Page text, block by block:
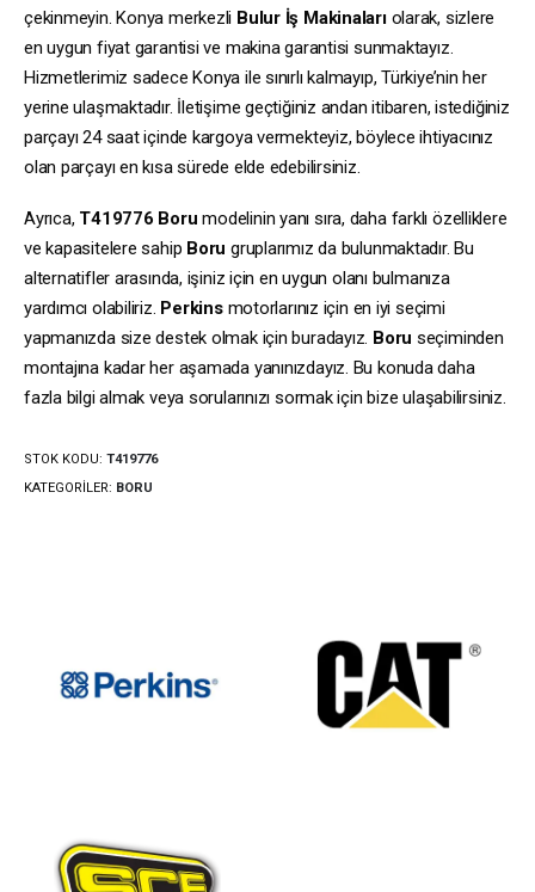
çekinmeyin. Konya merkezli Bulur İş Makinalarıolarak, sizlere
en uygun fiyat garantisi ve makina garantisi sunmaktayız.
Hizmetlerimiz sadece Konya ile sınırlı kalmayıp, Türkiye’nin her
yerine ulaşmaktadır. İletişime geçtiğiniz andan itibaren, istediğiniz
parçayı 24 saat içinde kargoya vermekteyiz, böylece ihtiyacınız
olan parçayı en kısa sürede elde edebilirsiniz.
Ayrıca, T419776 Boru modelinin yanı sıra, daha farklı özelliklere
ve kapasitelere sahip Boru gruplarımız da bulunmaktadır. Bu
alternatifler arasında, işiniz için en uygun olanı bulmanıza
yardımcı olabiliriz. Perkinsmotorlarınız için en iyi seçimi
yapmanızda size destek olmak için buradayız. Boru seçiminden
montajına kadar her aşamada yanınızdayız. Bu konuda daha
fazla bilgi almak veya sorularınızı sormak için bize ulaşabilirsiniz.
STOK KODU: T419776
KATEGORILER: BORU